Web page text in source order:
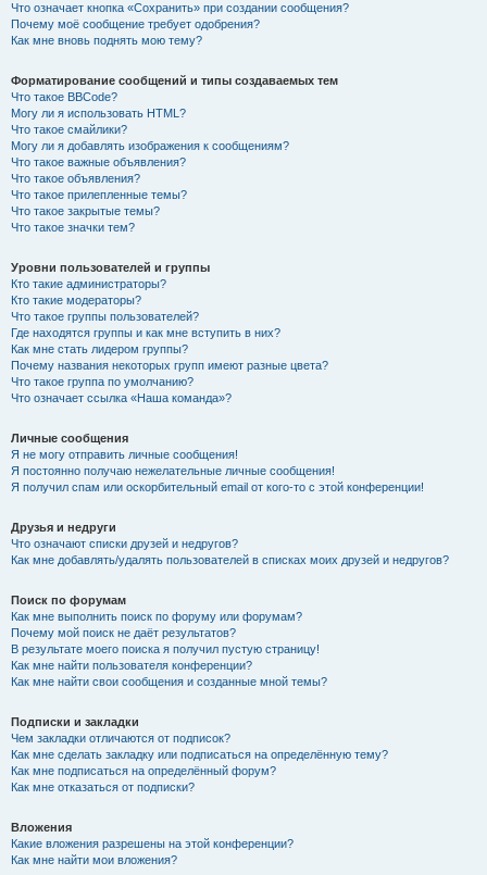
Что означает кнопка «Сохранить» при создании сообщения?
Почему моё сообщение требует одобрения?
Как мне вновь поднять мою тему?
Форматирование сообщений и типы создаваемых тем
Что такое BBCode?
Могу ли я использовать HTML?
Что такое смайлики?
Могу ли я добавлять изображения к сообщениям?
Что такое важные объявления?
Что такое объявления?
Что такое прилепленные темы?
Что такое закрытые темы?
Что такое значки тем?
Уровни пользователей и группы
Кто такие администраторы?
Кто такие модераторы?
Что такое группы пользователей?
Где находятся группы и как мне вступить в них?
Как мне стать лидером группы?
Почему названия некоторых групп имеют разные цвета?
Что такое группа по умолчанию?
Что означает ссылка «Наша команда»?
Личные сообщения
Я не могу отправить личные сообщения!
Я постоянно получаю нежелательные личные сообщения!
Я получил спам или оскорбительный email от кого-то с этой конференции!
Друзья и недруги
Что означают списки друзей и недругов?
Как мне добавлять/удалять пользователей в списках моих друзей и недругов?
Поиск по форумам
Как мне выполнить поиск по форуму или форумам?
Почему мой поиск не даёт результатов?
В результате моего поиска я получил пустую страницу!
Как мне найти пользователя конференции?
Как мне найти свои сообщения и созданные мной темы?
Подписки и закладки
Чем закладки отличаются от подписок?
Как мне сделать закладку или подписаться на определённую тему?
Как мне подписаться на определённый форум?
Как мне отказаться от подписки?
Вложения
Какие вложения разрешены на этой конференции?
Как мне найти мои вложения?